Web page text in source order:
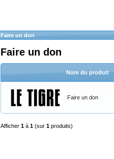
Faire un don
Faire un don
Nom du produit
Faire un don
Afficher 1 à 1 (sur 1 produits)